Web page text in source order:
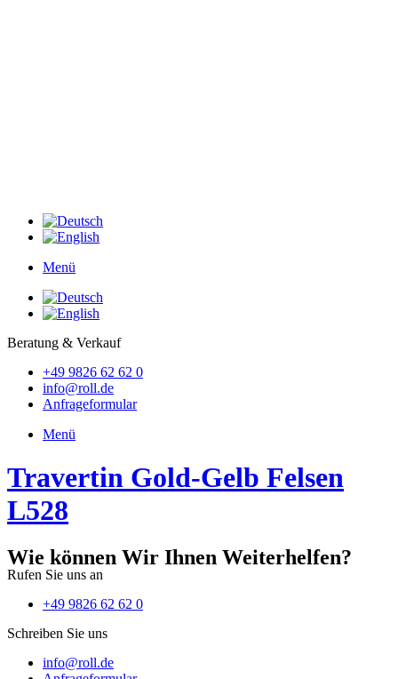
Menü
Beratung & Verkauf
+49 9826 62 62 0
info@roll.de
Anfrageformular
Menü
Travertin Gold-Gelb Felsen
L528
Wie können Wir Ihnen Weiterhelfen?
Rufen Sie uns an
+49 9826 62 62 0
Schreiben Sie uns
info@roll.de